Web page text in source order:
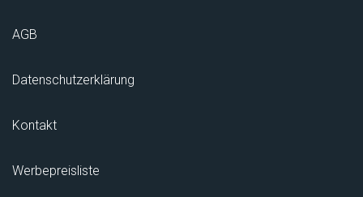
AGB
Datenschutzerklärung
Kontakt
Werbepreisliste